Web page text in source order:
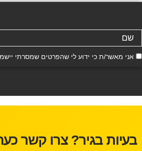
אני מאשר/ת כי ידוע לי שהפרטים שמסרתי יישמרו ויעובדו
בעיות בגיר? צרו קשר